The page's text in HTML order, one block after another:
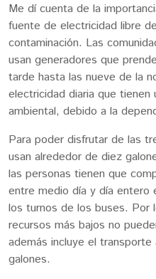
Me dí cuenta de la
fuente de electricidad libre
contaminación. Las
usan generadores que
tarde hasta las nueve de la
electricidad diaria que
ambiental, debido a la
Para poder disfrutar de las
usan alrededor de diez
las personas tienen que
entre medio día y día entero
los turnos de los buses. Por
recursos más bajos no
además incluye el
galones.